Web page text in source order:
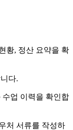
황, 정산 요약을 확
다.
업 이력을 확인합
처 서류를 작성하